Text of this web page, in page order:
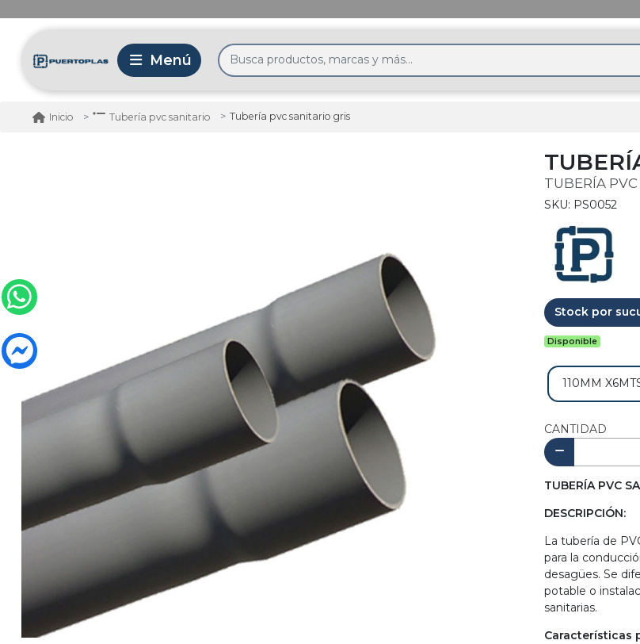
Inicio Tubería pvc sanitario Tubería pvc sanitario gris
TUBERÍA PVC
SKU: PS0052
Stock por
Disponible
110MM
CANTIDAD
TUBERÍA PVC
DESCRIPCIÓN:
La tubería de
para la
desagües. Se
potable o
sanitarias.
Características